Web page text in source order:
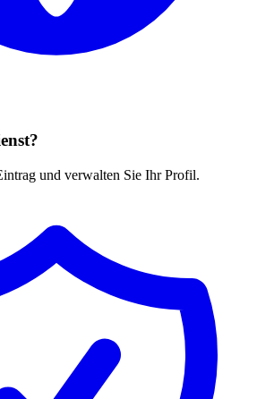
und verwalten Sie Ihr Profil.